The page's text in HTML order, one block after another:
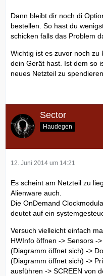
Dann bleibt dir noch di
bestellen. So hast du
schicken falls das Problem
Wichtig ist es zuvor noch
dein Gerät hast. Ist dem so
neues Netzteil zu spendieren.
Sector
Haudegen
12. Juni 2014 um 14:21
Es scheint am Netzteil zu
Alienware auch.
Die OnDemand
deutet auf ein
Versuch vielleicht einfach
HWInfo öffnen -> Sensors -
(Diagramm öffnet sich) ->
(Diagramm öffnet sich) ->
ausführen -> SCREEN von